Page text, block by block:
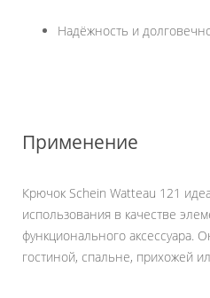
Надёжность и
Применение
Крючок Schein Watteau 121
использования в качестве
функционального аксессуара.
гостиной, спальне, прихожей